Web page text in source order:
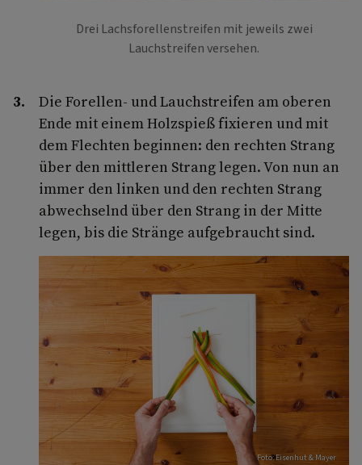
Drei Lachsforellenstreifen mit jeweils zwei
Lauchstreifen versehen.
Die Forellen- und Lauchstreifen am oberen
Ende mit einem Holzspieß fixieren und mit
dem Flechten beginnen: den rechten Strang
über den mittleren Strang legen. Von nun an
immer den linken und den rechten Strang
abwechselnd über den Strang in der Mitte
legen, bis die Stränge aufgebraucht sind.
Foto: Eisenhut & Mayer